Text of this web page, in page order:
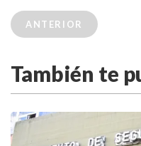
ANTERIOR
También te